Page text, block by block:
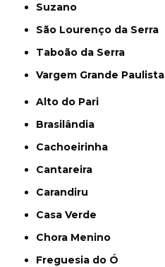
Suzano
São Lourenço da Serra
Taboão da Serra
Vargem Grande Paulista
Alto do Pari
Brasilândia
Cachoeirinha
Cantareira
Carandiru
Casa Verde
Chora Menino
Freguesia do Ó